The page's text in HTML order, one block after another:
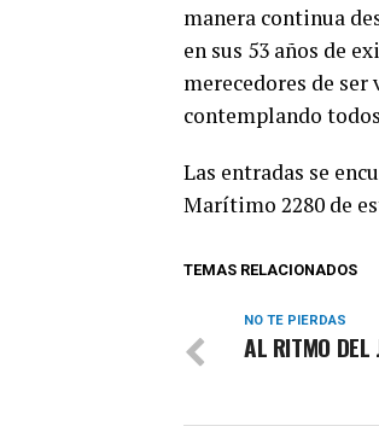
manera continua
en sus 53 años de
merecedores de
contemplando
Las entradas se
Marítimo 2280 de
TEMAS RELACIONADOS
NO TE PIERDAS
AL RITMO DEL